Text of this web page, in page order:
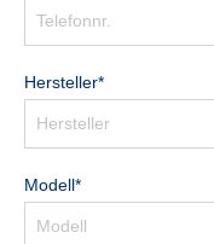
Hersteller*
Modell*